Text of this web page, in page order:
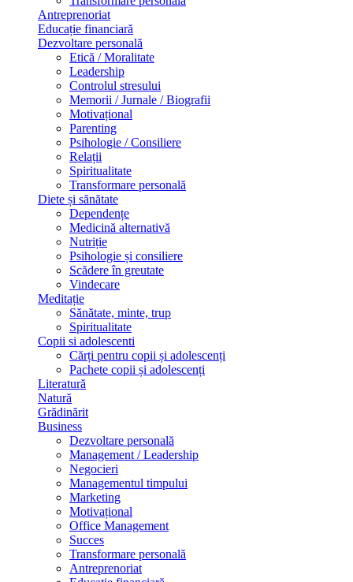
Antreprenoriat
Educație financiară
Dezvoltare personală
Etică / Moralitate
Leadership
Controlul stresului
Memorii / Jurnale / Biografii
Motivațional
Parenting
Psihologie / Consiliere
Relații
Spiritualitate
Transformare personală
Diete și sănătate
Dependențe
Medicină alternativă
Nutriție
Psihologie și consiliere
Scădere în greutate
Vindecare
Meditație
Sănătate, minte, trup
Spiritualitate
Copii si adolescenti
Cărți pentru copii și adolescenți
Pachete copii și adolescenți
Literatură
Natură
Grădinărit
Business
Dezvoltare personală
Management / Leadership
Negocieri
Managementul timpului
Marketing
Motivațional
Office Management
Succes
Transformare personală
Antreprenoriat